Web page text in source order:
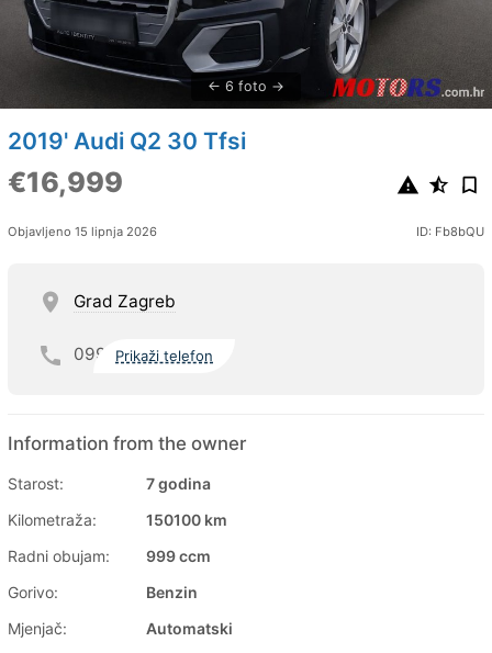
6 foto
2019' Audi Q2 30 Tfsi
€16,999
Objavljeno 15 lipnja 2026 ID: Fb8bQU
Grad Zagreb
099 Prikaži telefon
Information from the owner
Starost:
7 godina
Kilometraža:
150100 km
Radni obujam:
999 ccm
Gorivo:
Benzin
Mjenjač:
Automatski